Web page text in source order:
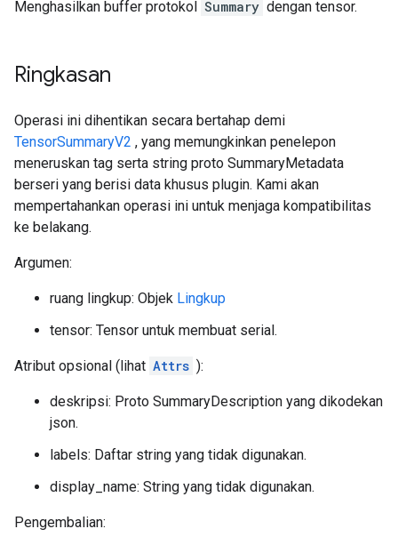
Menghasilkan buffer protokol Summary dengan tensor.
Ringkasan
Operasi ini dihentikan secara bertahap demi
TensorSummaryV2 , yang memungkinkan penelepon
meneruskan tag serta string proto SummaryMetadata
berseri yang berisi data khusus plugin. Kami akan
mempertahankan operasi ini untuk menjaga kompatibilitas
ke belakang.
Argumen:
ruang lingkup: Objek Lingkup
tensor: Tensor untuk membuat serial.
Atribut opsional (lihat Attrs ):
deskripsi: Proto SummaryDescription yang dikodekan
json.
labels: Daftar string yang tidak digunakan.
display_name: String yang tidak digunakan.
Pengembalian: